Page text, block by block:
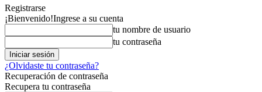
Registrarse
¡Bienvenido!Ingrese a su cuenta
tu nombre de usuario
tu contraseña
¿Olvidaste tu contraseña?
Recuperación de contraseña
Recupera tu contraseña